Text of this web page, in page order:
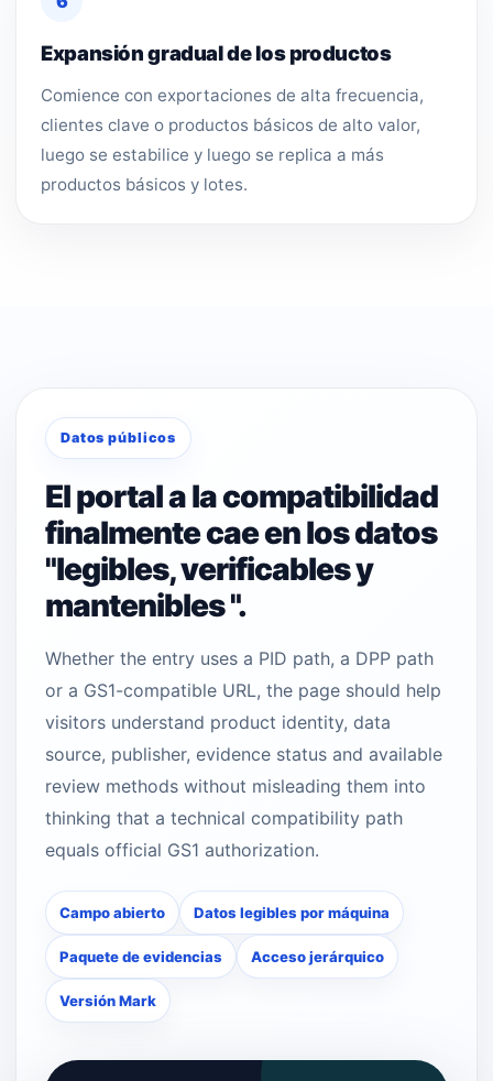
Expansión gradual de los productos
Comience con exportaciones de alta frecuencia,
clientes clave o productos básicos de alto valor,
luego se estabilice y luego se replica a más
productos básicos y lotes.
Datos públicos
El portal a la compatibilidad
finalmente cae en los datos
"legibles, verificables y
mantenibles ".
Whether the entry uses a PID path, a DPP path
or a GS1-compatible URL, the page should help
visitors understand product identity, data
source, publisher, evidence status and available
review methods without misleading them into
thinking that a technical compatibility path
equals official GS1 authorization.
Campo abierto Datos legibles por máquina
Paquete de evidencias Acceso jerárquico
Versión Mark